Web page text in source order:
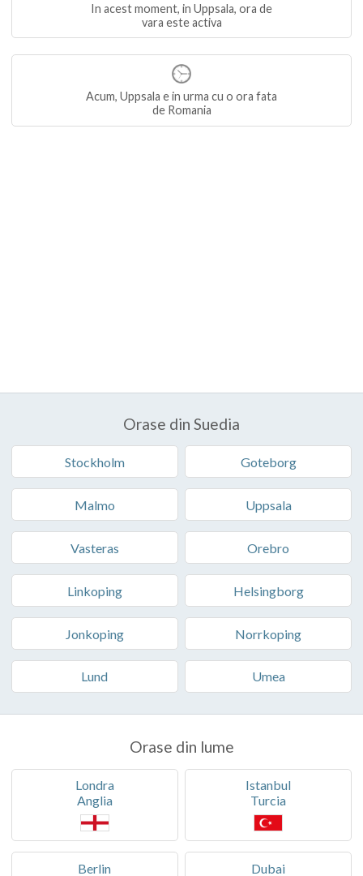
In acest moment, in Uppsala, ora de
vara este activa
Acum, Uppsala e in urma cu o ora fata
de Romania
Orase din Suedia
Stockholm Goteborg
Malmo Uppsala
Vasteras Orebro
Linkoping Helsingborg
Jonkoping Norrkoping
Lund Umea
Orase din lume
Londra
Anglia
Istanbul
Turcia
Berlin
Dubai